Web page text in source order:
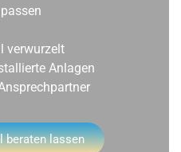
verwurzelt
Anlagen
beraten lassen